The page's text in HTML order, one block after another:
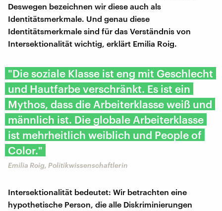
Deswegen bezeichnen wir diese auch als
Identitätsmerkmale. Und genau diese
Identitätsmerkmale sind für das Verständnis von
Intersektionalität wichtig, erklärt Emilia Roig.
"Die soziale Klasse ist eng mit Geschlecht
und Hautfarbe verschränkt. Es ist ein
Mythos, dass die Arbeiterklasse weiß und
männlich ist. Die globale Arbeiterklasse
ist mehrheitlich weiblich und People of
Color."
Emilia Roig, Politikwissenschaftlerin
Intersektionalität bedeutet: Wir betrachten eine
hypothetische Person, die alle Diskriminierungen